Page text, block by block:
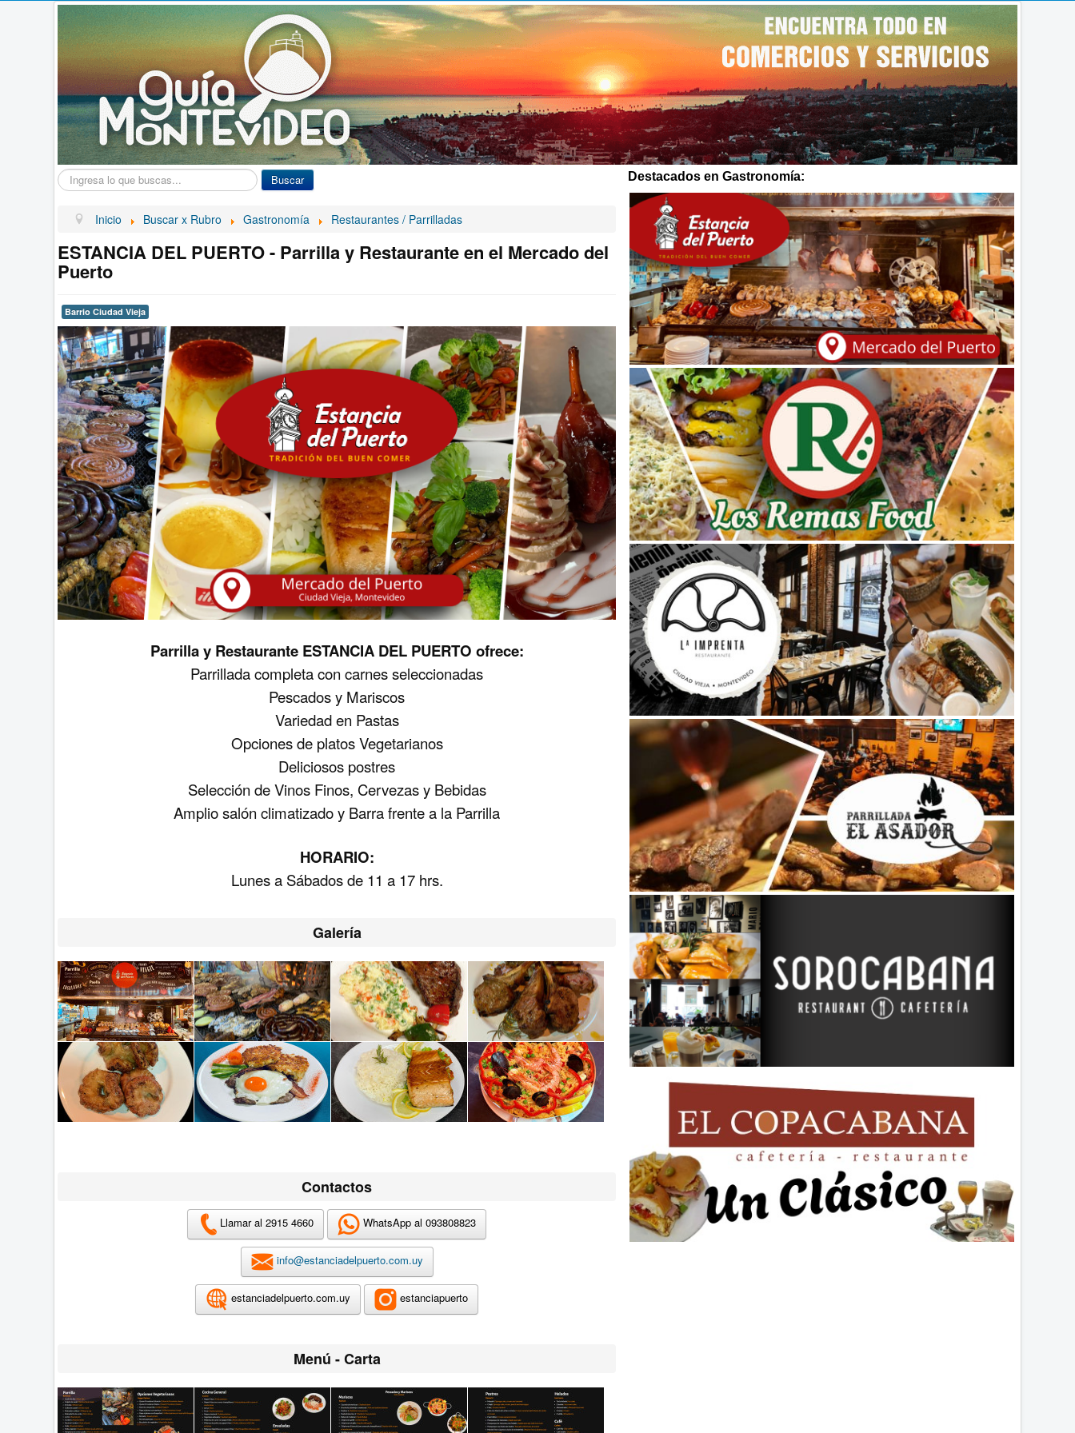
Buscar... Buscar
Inicio Buscar x Rubro Gastronomía Restaurantes / Parrilladas
ESTANCIA DEL PUERTO - Parrilla y Restaurante en el Mercado del
Puerto
Barrio Ciudad Vieja
Parrilla y Restaurante ESTANCIA DEL PUERTO ofrece:
Parrillada completa con carnes seleccionadas
Pescados y Mariscos
Variedad en Pastas
Opciones de platos Vegetarianos
Deliciosos postres
Selección de Vinos Finos, Cervezas y Bebidas
Amplio salón climatizado y Barra frente a la Parrilla
HORARIO:
Lunes a Sábados de 11 a 17 hrs.
Galería
Contactos
Llamar al 2915 4660 WhatsApp al 093808823
info@estanciadelpuerto.com.uy
estanciadelpuerto.com.uy estanciapuerto
Menú - Carta
Destacados en Gastronomía: